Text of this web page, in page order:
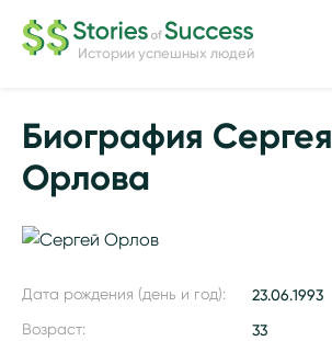
Истории успешных людей
Биография Сергея
Орлова
Дата рождения (день и год): 23.06.1993
Возраст: 33